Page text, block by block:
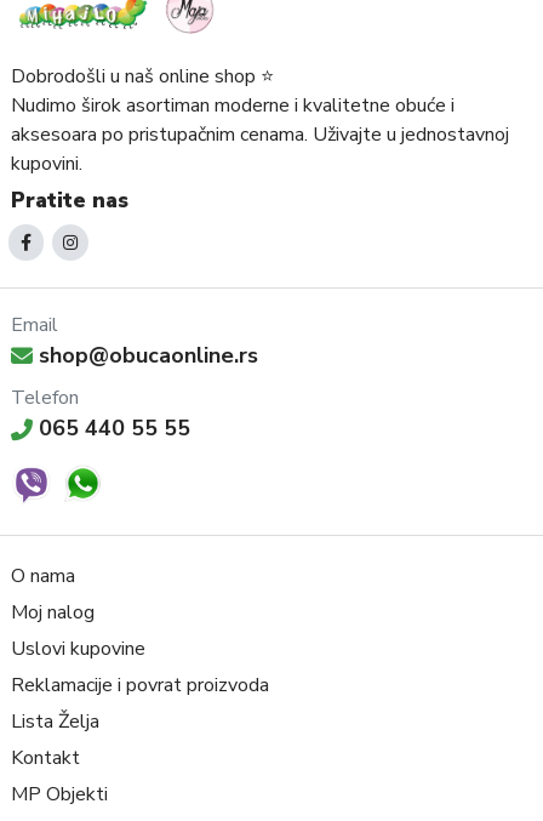
Email
shop@obucaonline.rs
Telefon
065 440 55 55
Dobrodošli u naš online shop ⭐️
Nudimo širok asortiman moderne i kvalitetne obuće i
aksesoara po pristupačnim cenama. Uživajte u jednostavnoj
kupovini.
Pratite nas
O nama
Moj nalog
Uslovi kupovine
Reklamacije i povrat proizvoda
Lista Želja
Kontakt
MP Objekti